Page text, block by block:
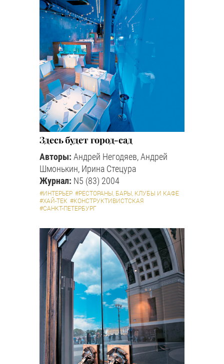
Здесь будет город-сад
Авторы: Андрей Негодяев, Андрей
Шмонькин, Ирина Стецура
Журнал: N5 (83) 2004
#ИНТЕРЬЕР #РЕСТОРАНЫ, БАРЫ, КЛУБЫ И КАФЕ
#ХАЙ-ТЕК #КОНСТРУКТИВИСТСКАЯ
#САНКТ-ПЕТЕРБУРГ